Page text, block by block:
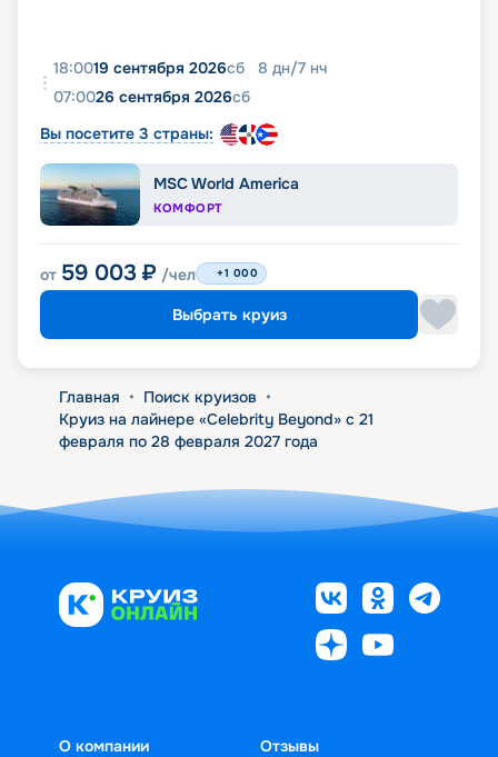
18:0019 сентября 2026сб 8 дн/7 нч
07:0026 сентября 2026сб
Вы посетите 3 страны:
MSC World America
КОМФОРТ
от 59 003 ₽ /чел +1 000
Выбрать круиз
Главная • Поиск круизов •
Круиз на лайнере «Celebrity Beyond» с 21
февраля по 28 февраля 2027 года
О компании
Отзывы